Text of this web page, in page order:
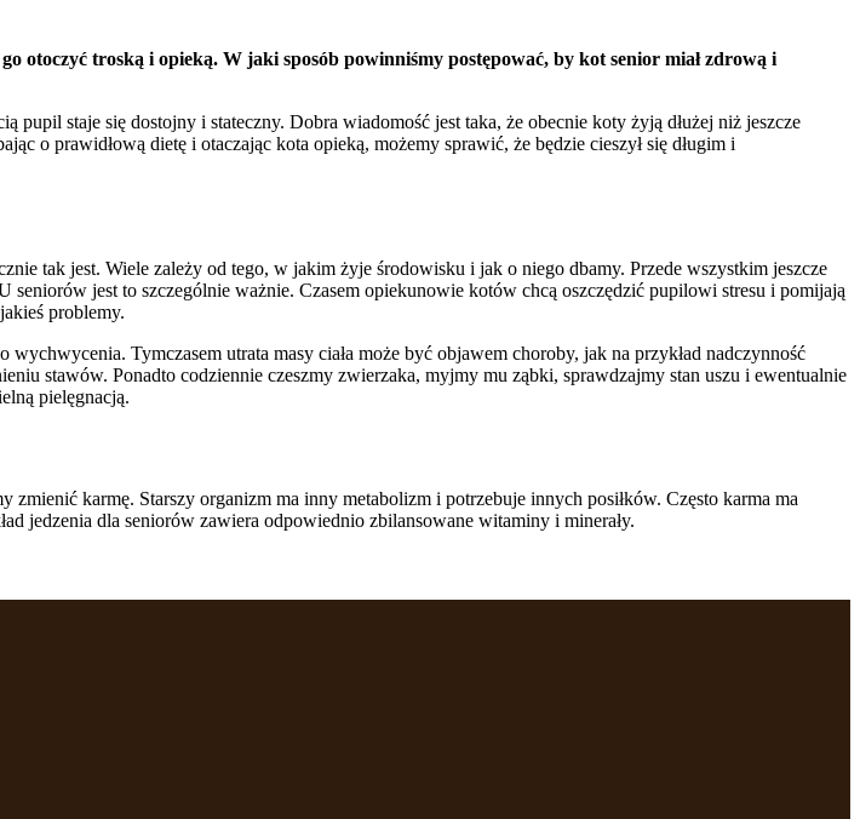
otoczyć troską i opieką. W jaki sposób powinniśmy postępować, by kot senior miał zdrową i
staje się dostojny i stateczny. Dobra wiadomość jest taka, że obecnie koty żyją dłużej niż jeszcze
o prawidłową dietę i otaczając kota opieką, możemy sprawić, że będzie cieszył się długim i
tak jest. Wiele zależy od tego, w jakim żyje środowisku i jak o niego dbamy. Przede wszystkim jeszcze
jest to szczególnie ważnie. Czasem opiekunowie kotów chcą oszczędzić pupilowi stresu i pomijają
problemy.
Tymczasem utrata masy ciała może być objawem choroby, jak na przykład nadczynność
stawów. Ponadto codziennie czeszmy zwierzaka, myjmy mu ząbki, sprawdzajmy stan uszu i ewentualnie
pielęgnacją.
karmę. Starszy organizm ma inny metabolizm i potrzebuje innych posiłków. Często karma ma
jedzenia dla seniorów zawiera odpowiednio zbilansowane witaminy i minerały.